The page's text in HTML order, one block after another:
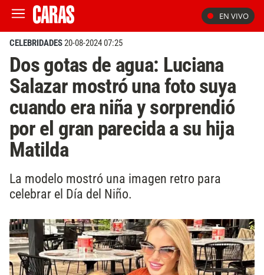
EN VIVO
CELEBRIDADES20-08-2024 07:25
Dos gotas de agua: Luciana
Salazar mostró una foto suya
cuando era niña y sorprendió
por el gran parecida a su hija
Matilda
La modelo mostró una imagen retro para
celebrar el Día del Niño.